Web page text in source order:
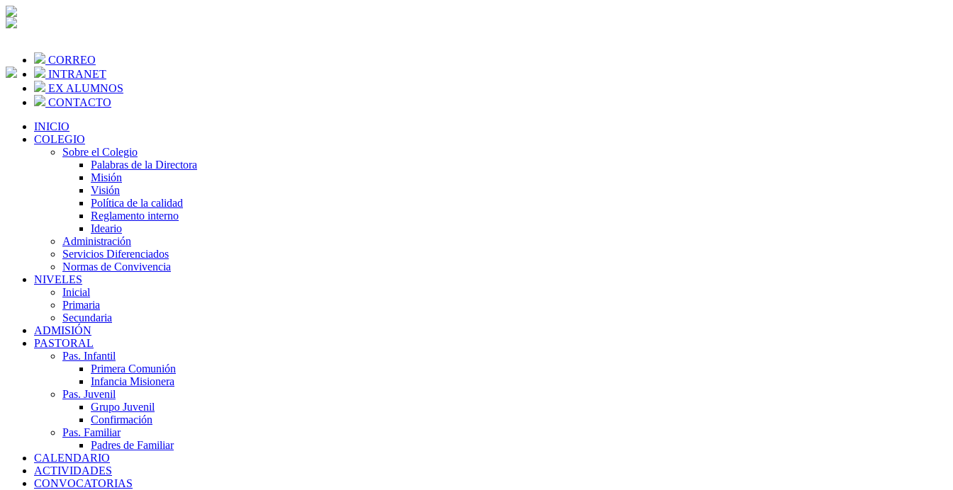
CORREO
INTRANET
EX ALUMNOS
CONTACTO
INICIO
COLEGIO
Sobre el Colegio
Palabras de la Directora
Misión
Visión
Política de la calidad
Reglamento interno
Ideario
Administración
Servicios Diferenciados
Normas de Convivencia
NIVELES
Inicial
Primaria
Secundaria
ADMISIÓN
PASTORAL
Pas. Infantil
Primera Comunión
Infancia Misionera
Pas. Juvenil
Grupo Juvenil
Confirmación
Pas. Familiar
Padres de Familiar
CALENDARIO
ACTIVIDADES
CONVOCATORIAS